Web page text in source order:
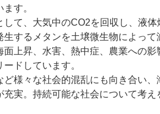
す。
て、大気中のCO2を回収し、液
するメタンを土壌微生物によって
上昇、水害、熱中症、農業への影
ドしています。
様々な社会的混乱にも向き合い、
実。持続可能な社会について考